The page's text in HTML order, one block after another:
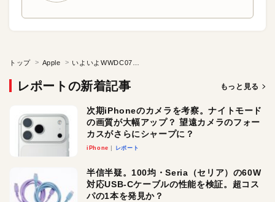
トップ Apple
レポートの新着記事 もっと見る
次期iPhoneのカメラを考察。ナイトモード
の画質が大幅アップ？ 望遠カメラのフォー
カスがさらにシャープに？
iPhone レポート
半信半疑。100均・Seria（セリア）の60W
対応USB-Cケーブルの性能を検証。超コス
パの1本を発見か？